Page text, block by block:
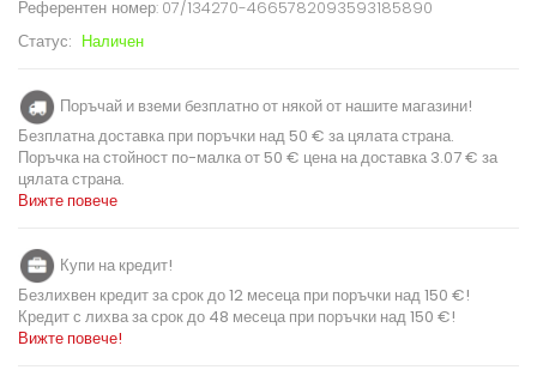
Референтен номер: 07/134270-4665782093593185890
Статус: Наличен
Поръчай и вземи безплатно от някой от нашите магазини!
Безплатна доставка при поръчки над 50 € за цялата страна.
Поръчка на стойност по-малка от 50 € цена на доставка 3.07 € за
цялата страна.
Вижте повече
Купи на кредит!
Безлихвен кредит за срок до 12 месеца при поръчки над 150 €!
Кредит с лихва за срок до 48 месеца при поръчки над 150 €!
Вижте повече!